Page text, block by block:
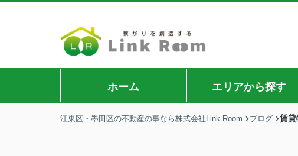
ホーム エリアから探す
江東区・墨田区の不動産の事なら株式会社Link Room ブログ 賃貸